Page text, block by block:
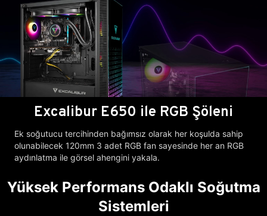
Excalibur E650 ile RGB Şöleni
Ek soğutucu tercihinden bağımsız olarak her koşulda sahip
olunabilecek 120mm 3 adet RGB fan sayesinde her an RGB
aydınlatma ile görsel ahengini yakala.
Yüksek Performans Odaklı Soğutma
Sistemleri